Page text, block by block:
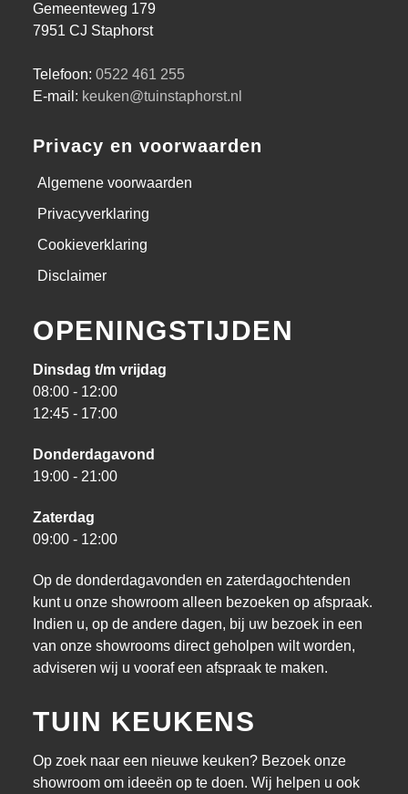
Gemeenteweg 179
7951 CJ Staphorst
Telefoon: 0522 461 255
E-mail: keuken@tuinstaphorst.nl
Privacy en voorwaarden
Algemene voorwaarden
Privacyverklaring
Cookieverklaring
Disclaimer
OPENINGSTIJDEN
Dinsdag t/m vrijdag
08:00 - 12:00
12:45 - 17:00
Donderdagavond
19:00 - 21:00
Zaterdag
09:00 - 12:00
Op de donderdagavonden en zaterdagochtenden
kunt u onze showroom alleen bezoeken op afspraak.
Indien u, op de andere dagen, bij uw bezoek in een
van onze showrooms direct geholpen wilt worden,
adviseren wij u vooraf een afspraak te maken.
TUIN KEUKENS
Op zoek naar een nieuwe keuken? Bezoek onze
showroom om ideeën op te doen. Wij helpen u ook